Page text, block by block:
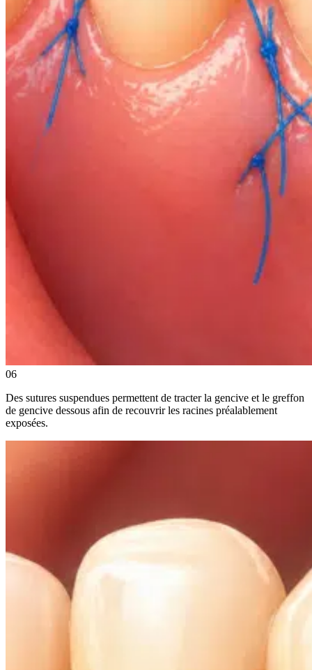
06
Des sutures suspendues permettent de tracter la gencive et le greffon
de gencive dessous afin de recouvrir les racines préalablement
exposées.